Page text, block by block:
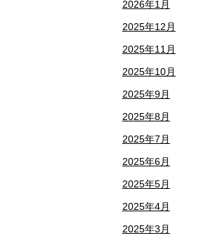
2026年1月
2025年12月
2025年11月
2025年10月
2025年9月
2025年8月
2025年7月
2025年6月
2025年5月
2025年4月
2025年3月